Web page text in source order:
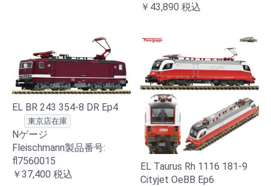
￥43,890 税込
EL BR 243 354-8 DR Ep4
東京店在庫
Nゲージ
Fleischmann製品番号:
fl7560015
￥37,400 税込
EL Taurus Rh 1116 181-9
Cityjet OeBB Ep6